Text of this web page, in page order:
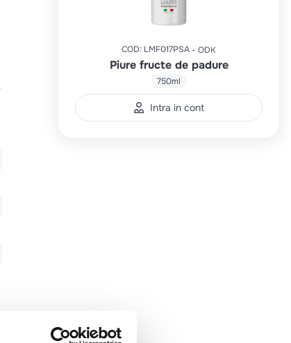
COD: LMF017PSA ODK
Piure fructe de padure
750ml
Intra in cont